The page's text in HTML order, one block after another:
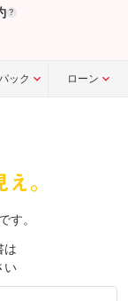
?
ック ローン
す。
は
い